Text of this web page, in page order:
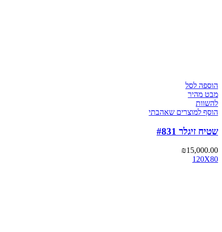
הוספה לסל
מבט מהיר
להשוות
הוסף למוצרים שאהבתי
שטיח זיגלר #831
₪15,000.00
120X80